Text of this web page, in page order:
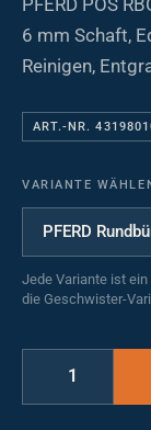
PFERD POS
6 mm Schaft,
Reinigen,
ART.-NR.
VARIANTE
Jede Variante ist
die Geschwister-